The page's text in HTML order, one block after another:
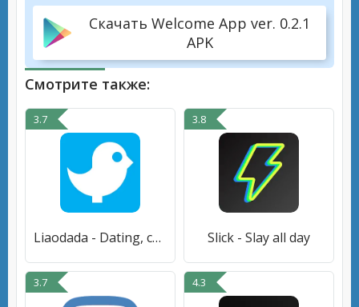
Скачать Welcome App ver. 0.2.1
APK
Смотрите также:
3.7
Liaodada - Dating, chat, meet
3.8
Slick - Slay all day
3.7 4.3